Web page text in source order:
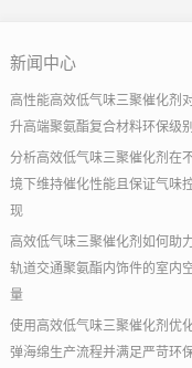
新闻中心
高性能高效低气味三聚催化剂
升高端聚氨酯复合材料环保级
分析高效低气味三聚催化剂在
境下维持催化性能且保证气味
现
高效低气味三聚催化剂如何助
轨道交通聚氨酯内饰件的室内
量
使用高效低气味三聚催化剂优
弹海绵生产流程并满足严苛环